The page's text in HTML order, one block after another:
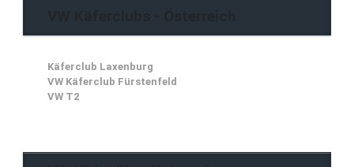
Käferclub Laxenburg
VW Käferclub Fürstenfeld
VW T2